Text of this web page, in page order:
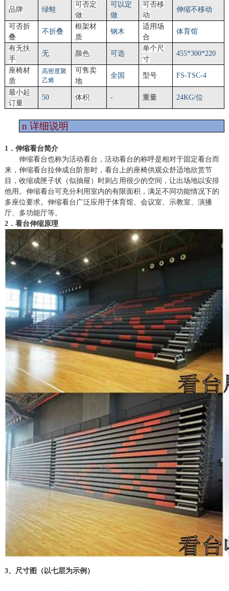
品牌 绿蛙
可否定
做
可以定
做
可否移
动
伸缩不移动
可否折
叠
不折叠
框架材
质
钢木
适用场
合
体育馆
有无扶
手
无 颜色 可选
单个尺
寸
455*300*220
座椅材
质
高密度聚
乙烯
可售卖
地
全国 型号 FS-TSC-4
最小起
订量
50 体积 - 重量 24KG/位
n 详细说明
1．伸缩看台简介
伸缩看台也称为活动看台，活动看台的称呼是相对于固定看台而
来，伸缩看台拉伸成台阶形时，看台上的座椅供观众舒适地欣赏节
目，收缩成匣子状（似抽屉）时则占用很少的空间，让出场地以安排
他用。伸缩看台可充分利用室内的有限面积，满足不同功能情况下的
多座位要求。伸缩看台广泛应用于体育馆、会议室、示教室、演播
厅、多功能厅等。
2．看台伸缩原理
3、尺寸图（以七层为示例）